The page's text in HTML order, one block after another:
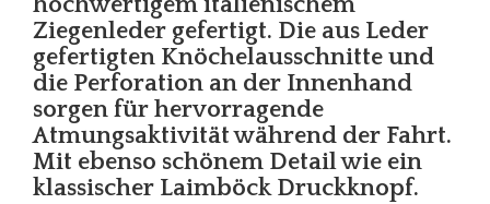
Ziegenleder gefertigt. Die aus Leder
gefertigten Knöchelausschnitte und
die Perforation an der Innenhand
sorgen für hervorragende
Atmungsaktivität während der Fahrt.
Mit ebenso schönem Detail wie ein
klassischer Laimböck Druckknopf.